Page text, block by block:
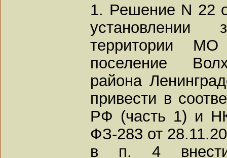
1. Решение N 22
установлении
территории МО
поселение
района
привести в
РФ (часть 1) и
ФЗ-283 от
в п. 4 внести